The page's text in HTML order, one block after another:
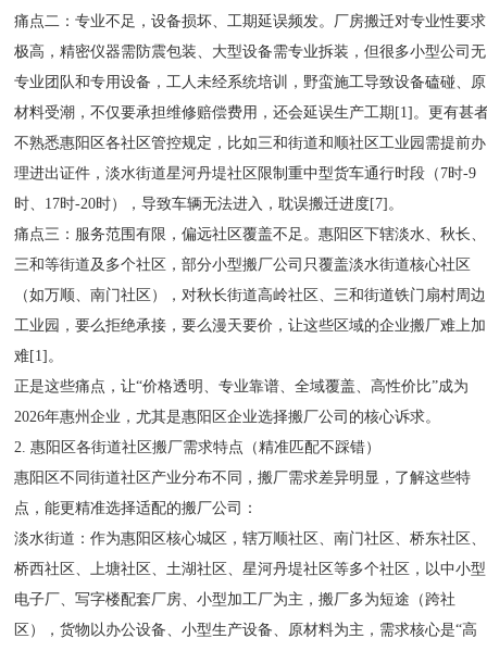
痛点二：专业不足，设备损坏、工期延误频发。厂房搬迁对专业性要求
极高，精密仪器需防震包装、大型设备需专业拆装，但很多小型公司无
专业团队和专用设备，工人未经系统培训，野蛮施工导致设备磕碰、原
材料受潮，不仅要承担维修赔偿费用，还会延误生产工期[1]。更有甚
不熟悉惠阳区各社区管控规定，比如三和街道和顺社区工业园需提前办
理进出证件，淡水街道星河丹堤社区限制重中型货车通行时段（7时-9
时、17时-20时），导致车辆无法进入，耽误搬迁进度[7]。
痛点三：服务范围有限，偏远社区覆盖不足。惠阳区下辖淡水、秋长、
三和等街道及多个社区，部分小型搬厂公司只覆盖淡水街道核心社区
（如万顺、南门社区），对秋长街道高岭社区、三和街道铁门扇村周边
工业园，要么拒绝承接，要么漫天要价，让这些区域的企业搬厂难上加
难[1]。
正是这些痛点，让“价格透明、专业靠谱、全域覆盖、高性价比”成为
2026年惠州企业，尤其是惠阳区企业选择搬厂公司的核心诉求。
2. 惠阳区各街道社区搬厂需求特点（精准匹配不踩错）
惠阳区不同街道社区产业分布不同，搬厂需求差异明显，了解这些特
点，能更精准选择适配的搬厂公司：
淡水街道：作为惠阳区核心城区，辖万顺社区、南门社区、桥东社区、
桥西社区、上塘社区、土湖社区、星河丹堤社区等多个社区，以中小型
电子厂、写字楼配套厂房、小型加工厂为主，搬厂多为短途（跨社
区），货物以办公设备、小型生产设备、原材料为主，需求核心是“高